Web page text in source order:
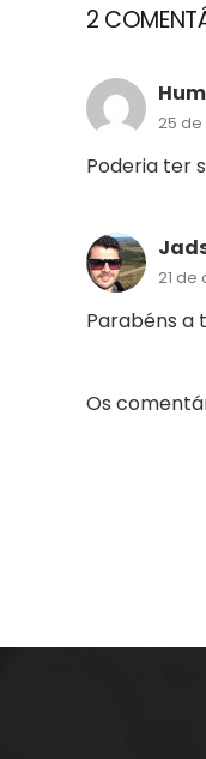
2
25 de
Poderia ter
21 de
Parabéns a
Os
A empresa